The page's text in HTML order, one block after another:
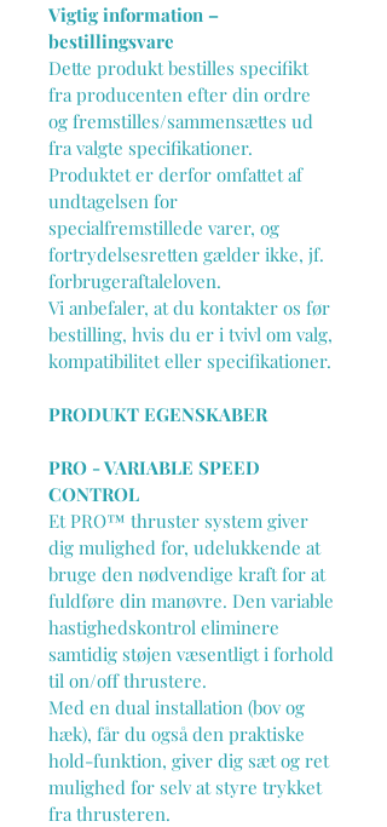
Vigtig information –
bestillingsvare
Dette produkt bestilles specifikt
fra producenten efter din ordre
og fremstilles/sammensættes ud
fra valgte specifikationer.
Produktet er derfor omfattet af
undtagelsen for
specialfremstillede varer, og
fortrydelsesretten gælder ikke, jf.
forbrugeraftaleloven.
Vi anbefaler, at du kontakter os før
bestilling, hvis du er i tvivl om valg,
kompatibilitet eller specifikationer.
PRODUKT EGENSKABER
PRO - VARIABLE SPEED
CONTROL
Et PRO™ thruster system giver
dig mulighed for, udelukkende at
bruge den nødvendige kraft for at
fuldføre din manøvre. Den variable
hastighedskontrol eliminere
samtidig støjen væsentligt i forhold
til on/off thrustere.
Med en dual installation (bov og
hæk), får du også den praktiske
hold-funktion, giver dig sæt og ret
mulighed for selv at styre trykket
fra thrusteren.